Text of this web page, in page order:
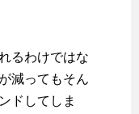
るわけではな
減ってもそん
ドしてしま